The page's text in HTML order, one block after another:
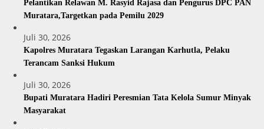
Pelantikan Relawan M. Rasyid Rajasa dan Pengurus DPC PAN
Muratara,Targetkan pada Pemilu 2029
Juli 30, 2026
Kapolres Muratara Tegaskan Larangan Karhutla, Pelaku
Terancam Sanksi Hukum
Juli 30, 2026
Bupati Muratara Hadiri Peresmian Tata Kelola Sumur Minyak
Masyarakat